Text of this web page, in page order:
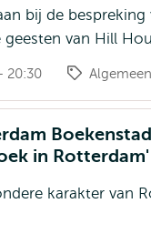
bij de bespreking
van Hill
20:30 Algemeen
in Rotterdam'
karakter van